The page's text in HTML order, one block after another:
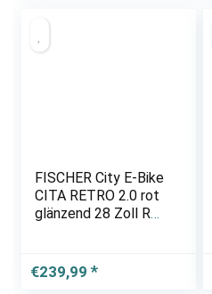
FISCHER City E-Bike
CITA RETRO 2.0 rot
glänzend 28 Zoll RH
€239,99